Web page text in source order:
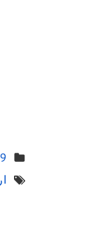
9 - ماكينات تعبئة حبوب و حبيبات وتعبئة مساحيق في اكياس اوتوماتيك